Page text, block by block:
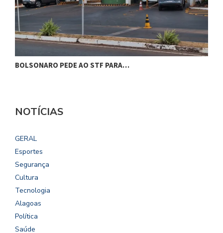
BOLSONARO PEDE AO STF PARA…
NOTÍCIAS
GERAL
Esportes
Segurança
Cultura
Tecnologia
Alagoas
Política
Saúde